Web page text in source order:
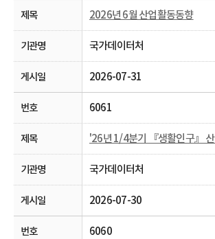
2026년 6월 산업활동동향
국가데이터처
2026-07-31
6061
'26년 1/4분기 『생활인구』
국가데이터처
2026-07-30
6060